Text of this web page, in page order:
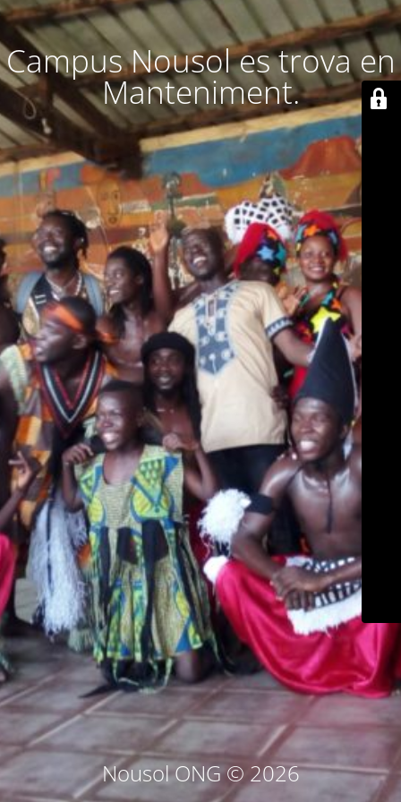
Campus Nousol es trova en
Manteniment.
Nousol ONG © 2026